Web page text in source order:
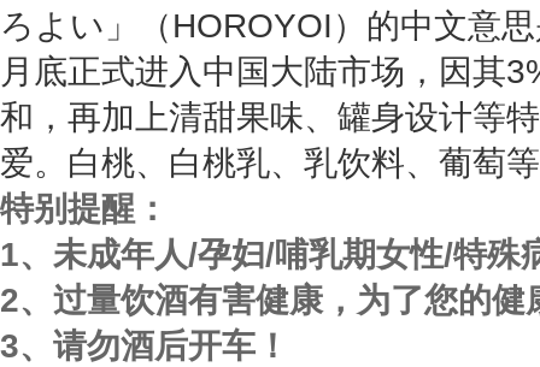
ろよい」（HOROYOI）的中文意
月底正式进入中国大陆市场，因其
和，再加上清甜果味、罐身设计等
爱。白桃、白桃乳、乳饮料、葡萄
特别提醒：
1、未成年人/孕妇/哺乳期女性/特殊
2、过量饮酒有害健康，为了您的健
3、请勿酒后开车！